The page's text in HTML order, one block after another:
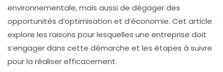
environnementale, mais aussi de dégager des
opportunités d’optimisation et d’économie. Cet article
explore les raisons pour lesquelles une entreprise doit
s’engager dans cette démarche et les étapes à suivre
pour la réaliser efficacement.